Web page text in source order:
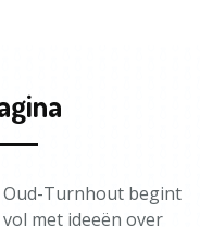
Turnhout begint
met ideeën over